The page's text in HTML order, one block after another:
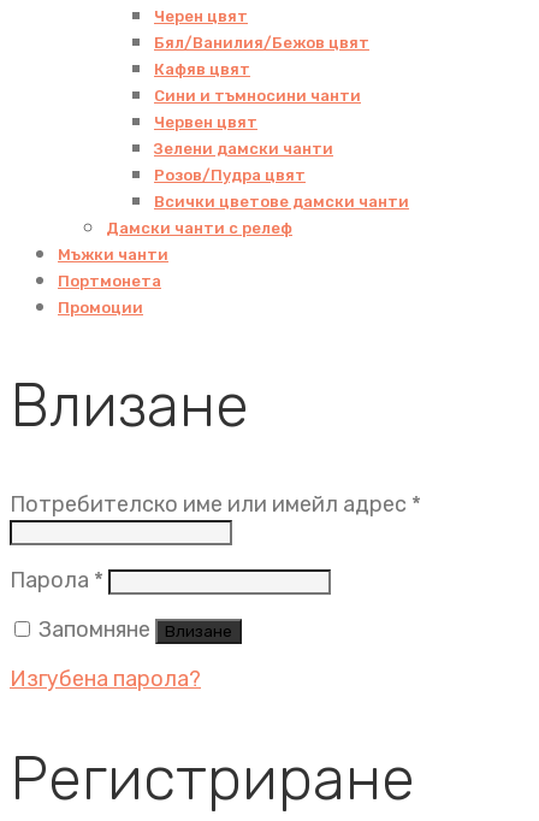
Черен цвят
Бял/Ванилия/Бежов цвят
Кафяв цвят
Сини и тъмносини чанти
Червен цвят
Зелени дамски чанти
Розов/Пудра цвят
Всички цветове дамски чанти
Дамски чанти с релеф
Мъжки чанти
Портмонета
Промоции
Влизане
Потребителско име или имейл адрес *
Парола * Задължително
Запомняне
Влизане
Изгубена парола?
Регистриране